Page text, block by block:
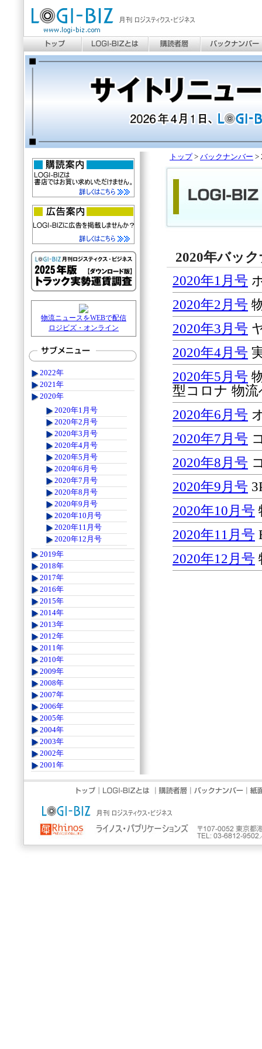
トップ > バックナンバー >
2020年バッ
2020年1月号
2020年2月号
2020年3月号
2020年4月号
2020年5月号
型コロナ 物
2020年6月号
2020年7月号
2020年8月号
2020年9月号
2020年10月号
2020年11月号
2020年12月号
物流ニュースをWEBで配信
ロジビズ・オンライン
2022年
2021年
2020年
2020年1月号
2020年2月号
2020年3月号
2020年4月号
2020年5月号
2020年6月号
2020年7月号
2020年8月号
2020年9月号
2020年10月号
2020年11月号
2020年12月号
2019年
2018年
2017年
2016年
2015年
2014年
2013年
2012年
2011年
2010年
2009年
2008年
2007年
2006年
2005年
2004年
2003年
2002年
2001年